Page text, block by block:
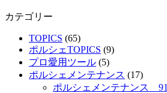
カテゴリー
TOPICS (65)
ポルシェTOPICS (9)
プロ愛用ツール (5)
ポルシェメンテナンス (17)
ポルシェメンテナンス